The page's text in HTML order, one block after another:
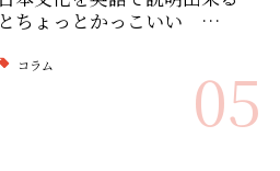
とちょっとかっこいい …
コラム 05